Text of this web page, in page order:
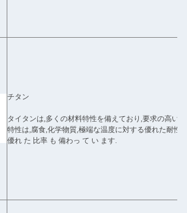
チタン
タイタンは,多くの材料特性を備えており,要求の高い
特性は,腐食,化学物質,極端な温度に対する優れた耐性
優れ た 比率 も 備わっ て い ます.